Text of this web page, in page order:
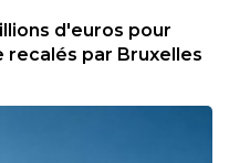
d'euros pour
par Bruxelles